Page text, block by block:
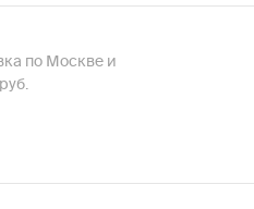
по Москве и